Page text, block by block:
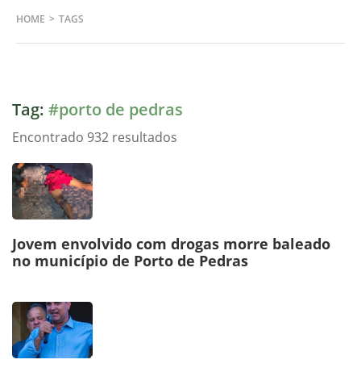
HOME TAGS
Tag: #porto de pedras
Encontrado 932 resultados
Jovem envolvido com drogas morre baleado
no município de Porto de Pedras